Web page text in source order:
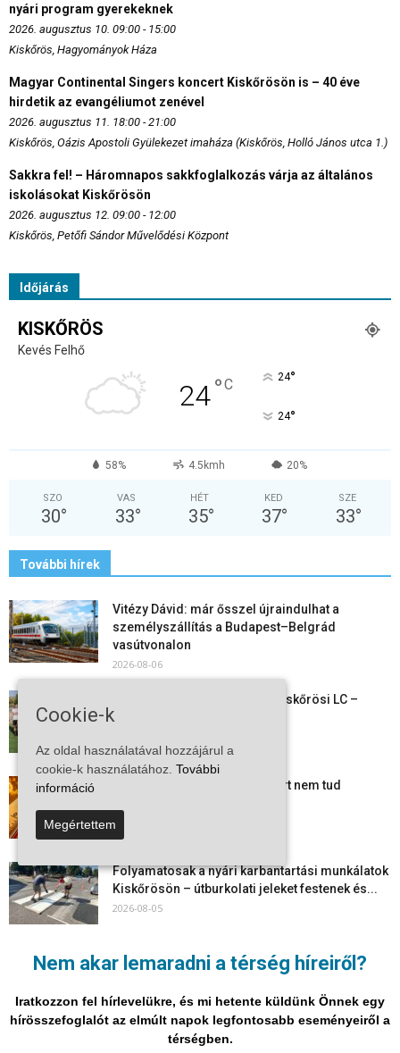
Nem akar lemaradni a térség híreiről?
Iratkozzon fel hírlevelükre, és mi hetente küldünk Önnek egy
hírösszefoglalót az elmúlt napok legfontosabb eseményeiről a
térségben.
nyári program gyerekeknek
2026. augusztus 10. 09:00 - 15:00
Kiskőrös, Hagyományok Háza
Magyar Continental Singers koncert Kiskőrösön is – 40 éve
hirdetik az evangéliumot zenével
2026. augusztus 11. 18:00 - 21:00
Kiskőrös, Oázis Apostoli Gyülekezet imaháza (Kiskőrös, Holló János utca 1.)
Sakkra fel! – Háromnapos sakkfoglalkozás várja az általános
iskolásokat Kiskőrösön
2026. augusztus 12. 09:00 - 12:00
Kiskőrös, Petőfi Sándor Művelődési Központ
Időjárás
KISKŐRÖS
Kevés Felhő
24°C 24°
24°
58% 4.5kmh 20%
SZO
30°
VAS
33°
HÉT
35°
KED
37°
SZE
33°
További hírek
Vitézy Dávid: már ősszel újraindulhat a
személyszállítás a Budapest–Belgrád
vasútvonalon
2026-08-06
Megkezdte a felkészülést a Kiskőrösi LC –
együtt maradt a keret,...
Mi történik Európa felett? Ezért nem tud
2026-08-05
Folyamatosak a nyári karbantartási munkálatok
Kiskőrösön – útburkolati jeleket festenek és...
2026-08-05
Több száz gyorshajtót és ittas sofőrt szűrtek ki
Bács-Kiskun útjain –...
2026-08-04
Cookie-k
Az oldal használatával hozzájárul a
cookie-k használatához. További
információ
Megértettem